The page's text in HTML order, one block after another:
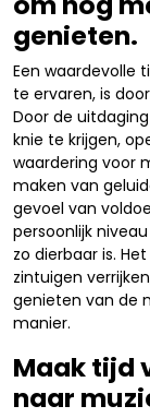
genieten.
Een waardevolle
te ervaren, is
Door de
knie te krijgen,
waardering voor
maken van
gevoel van
persoonlijk
zo dierbaar is.
zintuigen
genieten van de
manier.
Maak tijd
naar